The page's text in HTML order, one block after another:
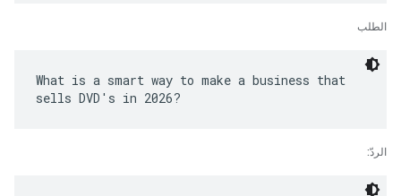
الطلب
What is a smart way to make a business that
الردّ: